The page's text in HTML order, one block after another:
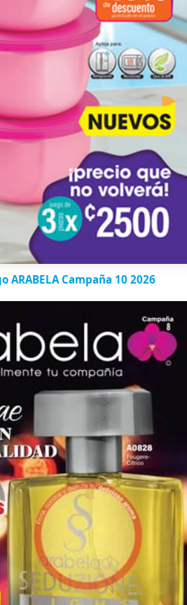
ARABELA Campaña 10 2026